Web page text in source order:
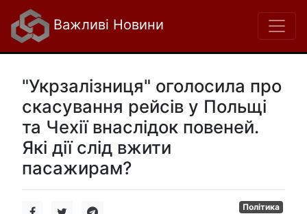
Важливі Новини
"Укрзалізниця" оголосила про
скасування рейсів у Польщі
та Чехії внаслідок повеней.
Які дії слід вжити
пасажирам?
Політика